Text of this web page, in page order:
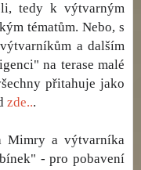
tedy k výtvarným
tématům. Nebo, s
a dalším
na terase malé
přitahuje jako
zde...
Mimry a výtvarníka
- pro pobavení